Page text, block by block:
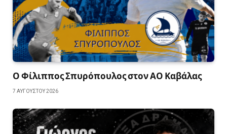
Ο Φίλιππος Σπυρόπουλος στον ΑΟ Καβάλας
7 ΑΥΓΟΎΣΤΟΥ 2026